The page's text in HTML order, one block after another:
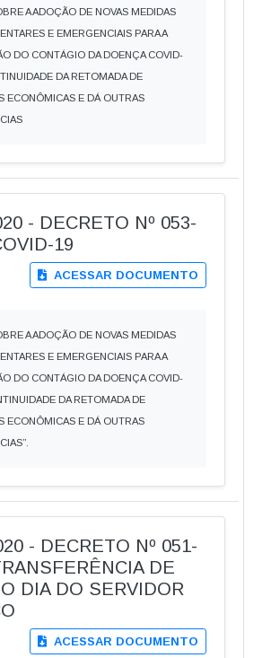
A ADOÇÃO DE NOVAS MEDIDAS
E EMERGENCIAIS PARA A
DO CONTÁGIO DA DOENÇA COVID-
DA RETOMADA DE
ECONÔMICAS E DÁ OUTRAS
- DECRETO Nº 053-
19
ACESSAR DOCUMENTO
A ADOÇÃO DE NOVAS MEDIDAS
E EMERGENCIAIS PARA A
DO CONTÁGIO DA DOENÇA COVID-
DA RETOMADA DE
ECONÔMICAS E DÁ OUTRAS
- DECRETO Nº 051-
DE
DIA DO SERVIDOR
ACESSAR DOCUMENTO